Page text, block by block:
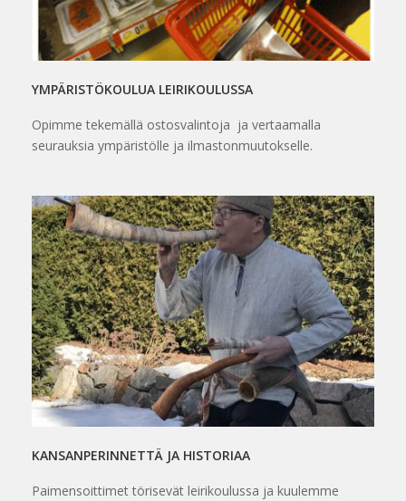
YMPÄRISTÖKOULUA LEIRIKOULUSSA
Opimme tekemällä ostosvalintoja ja vertaamalla
seurauksia ympäristölle ja ilmastonmuutokselle.
KANSANPERINNETTÄ JA HISTORIAA
Paimensoittimet törisevät leirikoulussa ja kuulemme